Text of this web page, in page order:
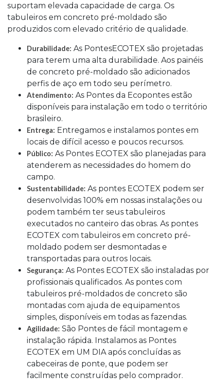
suportam elevada capacidade de carga. Os
tabuleiros em concreto pré-moldado são
produzidos com elevado critério de qualidade.
Durabilidade: As PontesECOTEX são projetadas
para terem uma alta durabilidade. Aos painéis
de concreto pré-moldado são adicionados
perfis de aço em todo seu perímetro.
Atendimento: As Pontes da Ecopontes estão
disponíveis para instalação em todo o território
brasileiro.
Entrega: Entregamos e instalamos pontes em
locais de difícil acesso e poucos recursos.
Público: As Pontes ECOTEX são planejadas para
atenderem as necessidades do homem do
campo.
Sustentabilidade: As pontes ECOTEX podem ser
desenvolvidas 100% em nossas instalações ou
podem também ter seus tabuleiros
executados no canteiro das obras. As pontes
ECOTEX com tabuleiros em concreto pré-
moldado podem ser desmontadas e
transportadas para outros locais.
Segurança: As Pontes ECOTEX são instaladas por
profissionais qualificados. As pontes com
tabuleiros pré-moldados de concreto são
montadas com ajuda de equipamentos
simples, disponíveis em todas as fazendas.
Agilidade: São Pontes de fácil montagem e
instalação rápida. Instalamos as Pontes
ECOTEX em UM DIA após concluídas as
cabeceiras de ponte, que podem ser
facilmente construídas pelo comprador.